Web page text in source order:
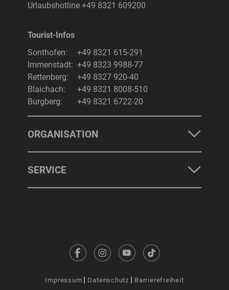
Urlaubshotline +49 8321 609200
Tourist-Infos
Sonthofen:
+49 8321 615-291
Immenstadt: +49 8323 9988-77
Rettenberg:
+49 8327 920-40
Blaichach:
+49 8321 8008-510
Burgberg:
+49 8321 6722-20
ORGANISATION
SERVICE
Impressum Datenschutz Barrierefreiheit